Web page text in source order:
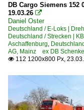
DB Cargo Siemens 152
19.03.26 
Daniel Oster
Deutschland / E-Loks |
Deutschland / Strecken |
Aschaffenburg,
AG, Mainz ex DB
 112 1200x800 Px,